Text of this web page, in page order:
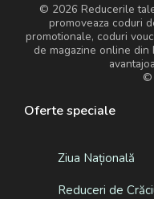
© 2026 Reducerile
promoveaza coduri
promotionale, coduri
de magazine online din
©
Oferte speciale
Ziua Națională
Reduceri de